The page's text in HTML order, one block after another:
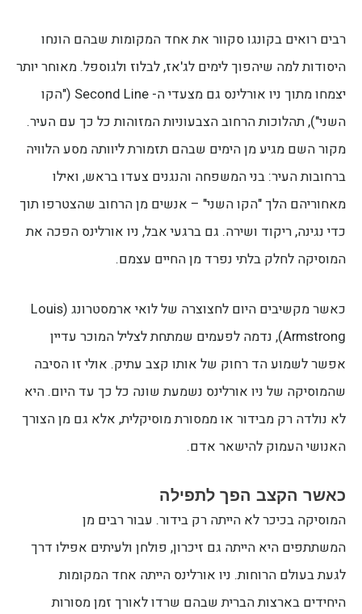
רבים רואים בקונגו סקוור את אחד המקומות שבהם הונחו
היסודות למה שיהפוך לימים לג'אז, לבלוז ולגוספל. מאוחר יותר
יצמחו מתוך ניו אורלינס גם מצעדי ה- Second Line ("הקו
השני"), תהלוכות הרחוב הצבעוניות המזוהות כל כך עם העיר.
מקור השם מגיע מן הימים שבהם תזמורת ליוותה מסע הלוויה
ברחובות העיר: בני המשפחה והנגנים צעדו בראש, ואילו
מאחוריהם הלך "הקו השני" – אנשים מן הרחוב שהצטרפו תוך
כדי נגינה, ריקוד ושירה. גם ברגעי אבל, ניו אורלינס הפכה את
המוסיקה לחלק בלתי נפרד מן החיים עצמם.
כאשר מקשיבים היום לחצוצרה של לואי ארמסטרונג (Louis
Armstrong), נדמה לפעמים שמתחת לצליל המוכר עדיין
אפשר לשמוע הד רחוק של אותו קצב עתיק. אולי זו הסיבה
שהמוסיקה של ניו אורלינס נשמעת שונה כל כך עד היום. היא
לא נולדה רק מבידור או ממסורת מוסיקלית, אלא גם מן הצורך
האנושי העמוק להישאר אדם.
כאשר הקצב הפך לתפילה
המוסיקה בכיכר לא הייתה רק בידור. עבור רבים מן
המשתתפים היא הייתה גם זיכרון, פולחן ולעיתים אפילו דרך
לגעת בעולם הרוחות. ניו אורלינס הייתה אחד המקומות
היחידים בארצות הברית שבהם שרדו לאורך זמן מסורות